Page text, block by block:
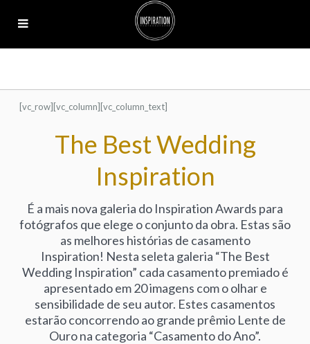
[vc_row][vc_column][vc_column_text]
The Best Wedding
Inspiration
É a mais nova galeria do Inspiration Awards para
fotógrafos que elege o conjunto da obra. Estas são
as melhores histórias de casamento
Inspiration! Nesta seleta galeria “The Best
Wedding Inspiration” cada casamento premiado é
apresentado em 20 imagens com o olhar e
sensibilidade de seu autor. Estes casamentos
estarão concorrendo ao grande prêmio Lente de
Ouro na categoria “Casamento do Ano”.